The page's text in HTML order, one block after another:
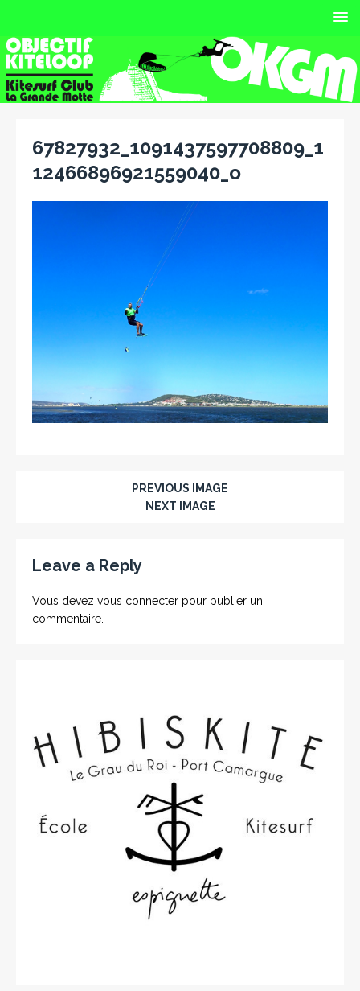
67827932_1091437597708809_1
12466896921559040_o
PREVIOUS IMAGE
NEXT IMAGE
Leave a Reply
Vous devez vous connecter pour publier un
commentaire.